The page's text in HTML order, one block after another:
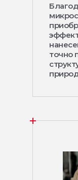
точно